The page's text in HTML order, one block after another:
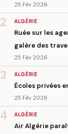
25 Fév 2026
2 ALGÉRIE
Ruée sur les
galère des
25 Fév 2026
3 ALGÉRIE
Écoles privées
25 Fév 2026
4 ALGÉRIE
Air Algérie